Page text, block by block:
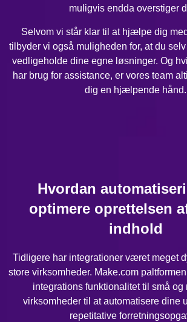
muligvis endda overstiger
Selvom vi står klar til at hjælpe dig
tilbyder vi også muligheden for, at du
vedligeholde dine egne løsninger. Og
har brug for assistance, er vores team
dig en hjælpende hånd.
Hvordan
optimere oprettelsen
indhold
Tidligere har integrationer været meget
store virksomheder. Make.com
integrations funktionalitet til små og
virksomheder til at automatisere dine
repetitative